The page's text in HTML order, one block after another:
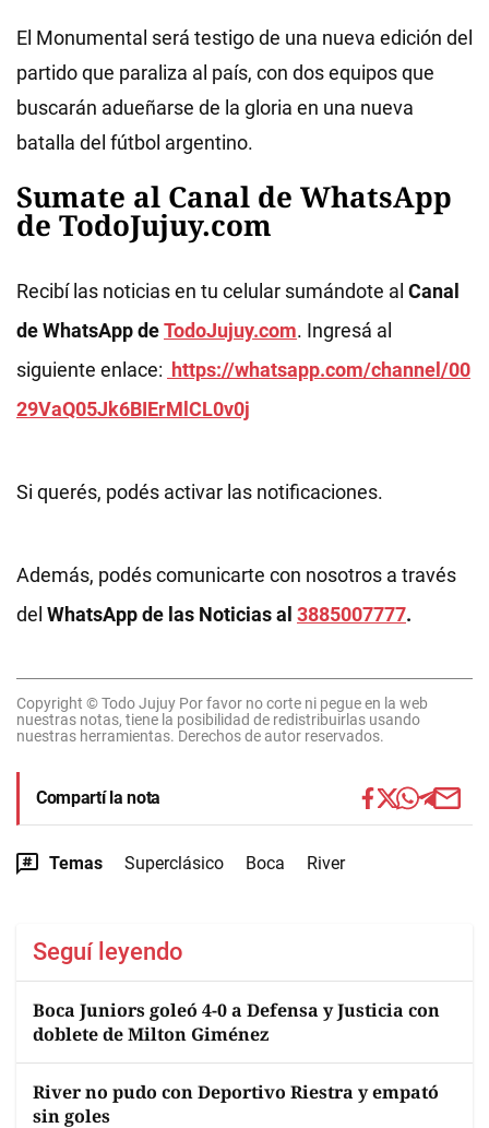
El Monumental será testigo de una nueva edición del
partido que paraliza al país, con dos equipos que
buscarán adueñarse de la gloria en una nueva
batalla del fútbol argentino.
Sumate al Canal de WhatsApp
de TodoJujuy.com
Recibí las noticias en tu celular sumándote al Canal
de WhatsApp deTodoJujuy.com. Ingresá al
siguiente enlace: https://whatsapp.com/channel/00
29VaQ05Jk6BIErMlCL0v0j
Si querés, podés activar las notificaciones.
Además, podés comunicarte con nosotros a través
del WhatsApp de las Noticias al 3885007777.
Copyright © Todo Jujuy Por favor no corte ni pegue en la web
nuestras notas, tiene la posibilidad de redistribuirlas usando
nuestras herramientas. Derechos de autor reservados.
Compartí la nota
Temas Superclásico Boca River
Seguí leyendo
Boca Juniors goleó 4-0 a Defensa y Justicia con
doblete de Milton Giménez
River no pudo con Deportivo Riestra y empató
sin goles